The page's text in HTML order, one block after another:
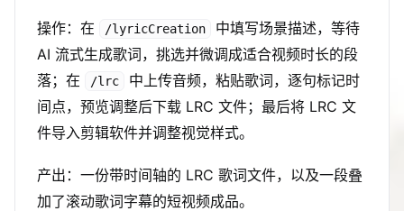
操作：在 /lyricCreation
中填写场景描述，等待
AI 流式生成歌词，挑选并微调成适合视频时长的段
落；在
/lrc
中上传音频，粘贴歌词，逐句标记时
间点，预览调整后下载 LRC 文件；最后将 LRC 文
件导入剪辑软件并调整视觉样式。
产出：一份带时间轴的 LRC 歌词文件，以及一段叠
加了滚动歌词字幕的短视频成品。